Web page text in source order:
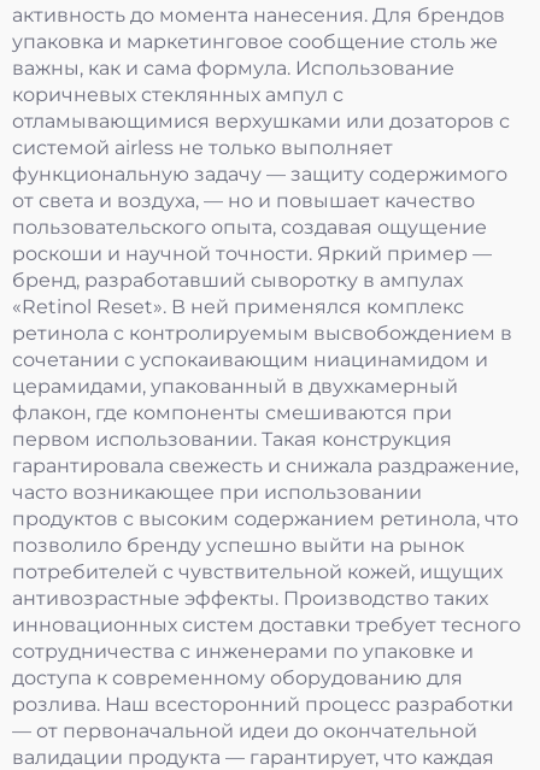
активность до момента нанесения. Для брендов
упаковка и маркетинговое сообщение столь же
важны, как и сама формула. Использование
коричневых стеклянных ампул с
отламывающимися верхушками или дозаторов с
системой airless не только выполняет
функциональную задачу — защиту содержимого
от света и воздуха, — но и повышает качество
пользовательского опыта, создавая ощущение
роскоши и научной точности. Яркий пример —
бренд, разработавший сыворотку в ампулах
«Retinol Reset». В ней применялся комплекс
ретинола с контролируемым высвобождением в
сочетании с успокаивающим ниацинамидом и
церамидами, упакованный в двухкамерный
флакон, где компоненты смешиваются при
первом использовании. Такая конструкция
гарантировала свежесть и снижала раздражение,
часто возникающее при использовании
продуктов с высоким содержанием ретинола, что
позволило бренду успешно выйти на рынок
потребителей с чувствительной кожей, ищущих
антивозрастные эффекты. Производство таких
инновационных систем доставки требует тесного
сотрудничества с инженерами по упаковке и
доступа к современному оборудованию для
розлива. Наш всесторонний процесс разработки
— от первоначальной идеи до окончательной
валидации продукта — гарантирует, что каждая